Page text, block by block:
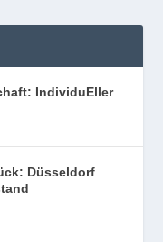
IndividuEller
Düsseldorf